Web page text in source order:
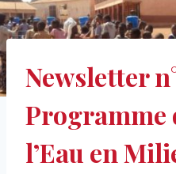
Newsletter
Programme
l’Eau en